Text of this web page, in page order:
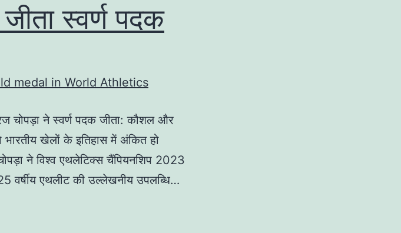
स्वर्ण पदक
चोपड़ा ने स्वर्ण पदक जीता: कौशल और
खेलों के इतिहास में अंकित हो
ने विश्व एथलेटिक्स चैंपियनशिप 2023
वर्षीय एथलीट की उल्लेखनीय उपलब्धि…